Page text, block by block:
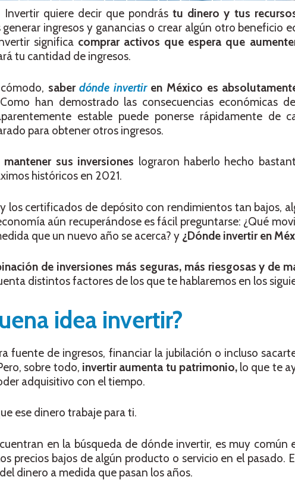
quiere decir que pondrás tu dinero y tus
generar ingresos y ganancias o crear algún otro beneficio
significa comprar activos que espera que
tu cantidad de ingresos.
saberdónde invertiren México es
han demostrado las consecuencias económicas
estable puede ponerse rápidamente de
para obtener otros ingresos.
mantener sus inversiones lograron haberlo hecho
históricos en 2021.
los certificados de depósito con rendimientos tan bajos,
aún recuperándose es fácil preguntarse: ¿Qué
que un nuevo año se acerca? y ¿Dónde invertir en
de inversiones más seguras, más riesgosas y de
distintos factores de los que te hablaremos en los
idea invertir?
fuente de ingresos, financiar la jubilación o incluso
sobre todo, invertir aumenta tu patrimonio,lo que te
adquisitivo con el tiempo.
ese dinero trabaje para ti.
en la búsqueda de dónde invertir, es muy común
precios bajos de algún producto o servicio en el pasado.
dinero a medida que pasan los años.